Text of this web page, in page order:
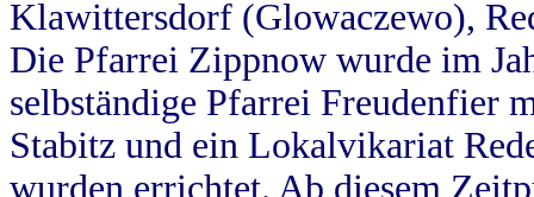
Klawittersdorf (Glowaczewo),
Die Pfarrei Zippnow wurde im
selbständige Pfarrei Freudenfier
Stabitz und ein Lokalvikariat
wurden errichtet. Ab diesem